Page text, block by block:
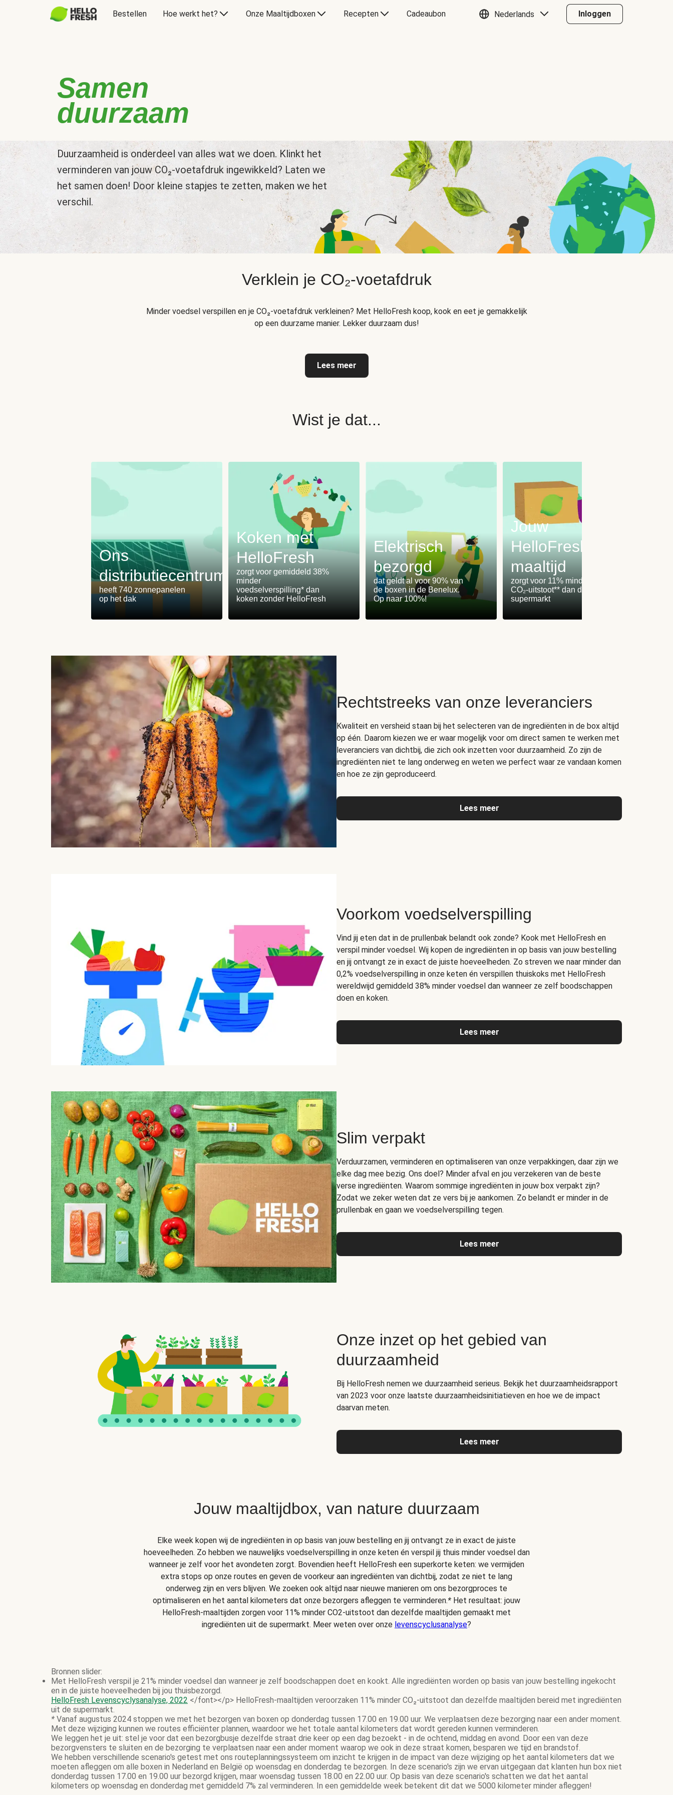
Bestellen Hoe werkt het? Onze Maaltijdboxen Recepten Cadeaubon Nederlands Inloggen
Samen
duurzaam
Duurzaamheid is onderdeel van alles wat we doen. Klinkt het
verminderen van jouw CO₂-voetafdruk ingewikkeld? Laten we
het samen doen! Door kleine stapjes te zetten, maken we het
verschil.
Verklein je CO₂-voetafdruk
Minder voedsel verspillen en je CO₂-voetafdruk verkleinen? Met HelloFresh koop, kook en eet je gemakkelijk
op een duurzame manier. Lekker duurzaam dus!
Lees meer
Wist je dat...
Ons
distributiecentrum
heeft 740 zonnepanelen
op het dak
Koken met
HelloFresh
zorgt voor gemiddeld 38%
minder
voedselverspilling* dan
koken zonder HelloFresh
Elektrisch
bezorgd
dat geldt al voor 90% van
de boxen in de Benelux.
Op naar 100%!
Jouw
HelloFresh-
maaltijd
zorgt voor 11% minder
CO₂-uitstoot** dan de
supermarkt
Rechtstreeks van onze leveranciers
Kwaliteit en versheid staan bij het selecteren van de ingrediënten in de box altijd
op één. Daarom kiezen we er waar mogelijk voor om direct samen te werken met
leveranciers van dichtbij, die zich ook inzetten voor duurzaamheid. Zo zijn de
ingrediënten niet te lang onderweg en weten we perfect waar ze vandaan komen
en hoe ze zijn geproduceerd.
Lees meer
Voorkom voedselverspilling
Vind jij eten dat in de prullenbak belandt ook zonde? Kook met HelloFresh en
verspil minder voedsel. Wij kopen de ingrediënten in op basis van jouw bestelling
en jij ontvangt ze in exact de juiste hoeveelheden. Zo streven we naar minder dan
0,2% voedselverspilling in onze keten én verspillen thuiskoks met HelloFresh
wereldwijd gemiddeld 38% minder voedsel dan wanneer ze zelf boodschappen
doen en koken.
Lees meer
Slim verpakt
Verduurzamen, verminderen en optimaliseren van onze verpakkingen, daar zijn we
elke dag mee bezig. Ons doel? Minder afval en jou verzekeren van de beste
verse ingrediënten. Waarom sommige ingrediënten in jouw box verpakt zijn?
Zodat we zeker weten dat ze vers bij je aankomen. Zo belandt er minder in de
prullenbak en gaan we voedselverspilling tegen.
Lees meer
Onze inzet op het gebied van
duurzaamheid
Bij HelloFresh nemen we duurzaamheid serieus. Bekijk het duurzaamheidsrapport
van 2023 voor onze laatste duurzaamheidsinitiatieven en hoe we de impact
daarvan meten.
Lees meer
Jouw maaltijdbox, van nature duurzaam
Elke week kopen wij de ingrediënten in op basis van jouw bestelling en jij ontvangt ze in exact de juiste
hoeveelheden. Zo hebben we nauwelijks voedselverspilling in onze keten én verspil jij thuis minder voedsel dan
wanneer je zelf voor het avondeten zorgt. Bovendien heeft HelloFresh een superkorte keten: we vermijden
extra stops op onze routes en geven de voorkeur aan ingrediënten van dichtbij, zodat ze niet te lang
onderweg zijn en vers blijven. We zoeken ook altijd naar nieuwe manieren om ons bezorgproces te
optimaliseren en het aantal kilometers dat onze bezorgers afleggen te verminderen.* Het resultaat: jouw
HelloFresh-maaltijden zorgen voor 11% minder CO2-uitstoot dan dezelfde maaltijden gemaakt met
ingrediënten uit de supermarkt. Meer weten over onze levenscyclusanalyse?
Bronnen slider:
Met HelloFresh verspil je 21% minder voedsel dan wanneer je zelf boodschappen doet en kookt. Alle ingrediënten worden op basis van jouw bestelling ingekocht
en in de juiste hoeveelheden bij jou thuisbezorgd.
HelloFresh Levenscyclysanalyse, 2022 </font></p> HelloFresh-maaltijden veroorzaken 11% minder CO₂-uitstoot dan dezelfde maaltijden bereid met ingrediënten
uit de supermarkt.
* Vanaf augustus 2024 stoppen we met het bezorgen van boxen op donderdag tussen 17.00 en 19.00 uur. We verplaatsen deze bezorging naar een ander moment.
Met deze wijziging kunnen we routes efficiënter plannen, waardoor we het totale aantal kilometers dat wordt gereden kunnen verminderen.
We leggen het je uit: stel je voor dat een bezorgbusje dezelfde straat drie keer op een dag bezoekt - in de ochtend, middag en avond. Door een van deze
bezorgvensters te sluiten en de bezorging te verplaatsen naar een ander moment waarop we ook in deze straat komen, besparen we tijd en brandstof.
We hebben verschillende scenario's getest met ons routeplanningssysteem om inzicht te krijgen in de impact van deze wijziging op het aantal kilometers dat we
moeten afleggen om alle boxen in Nederland en België op woensdag en donderdag te bezorgen. In deze scenario's zijn we ervan uitgegaan dat klanten hun box niet
donderdag tussen 17.00 en 19.00 uur bezorgd krijgen, maar woensdag tussen 18.00 en 22.00 uur. Op basis van deze scenario's schatten we dat het aantal
kilometers op woensdag en donderdag met gemiddeld 7% zal verminderen. In een gemiddelde week betekent dit dat we 5000 kilometer minder afleggen!